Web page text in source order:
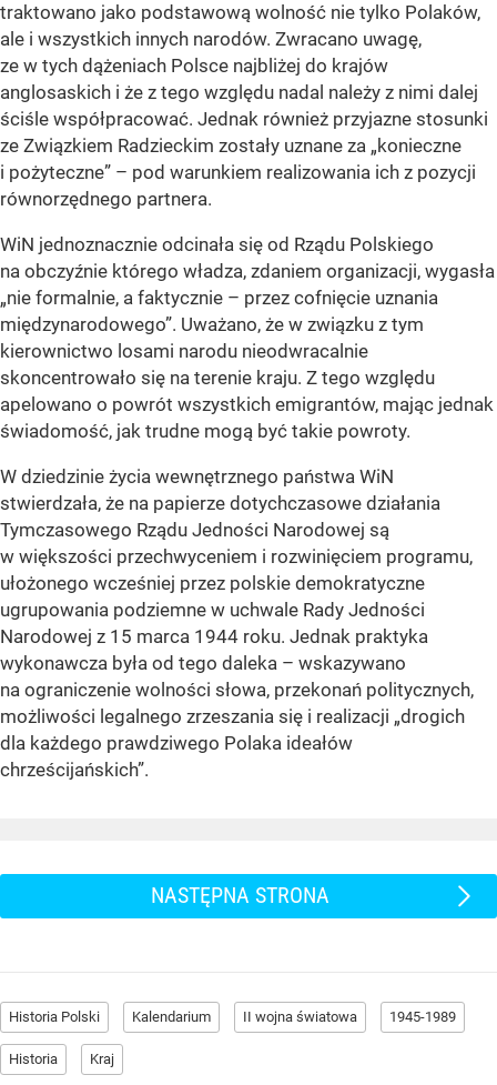
traktowano jako podstawową wolność nie tylko Polaków,
ale i wszystkich innych narodów. Zwracano uwagę,
ze w tych dążeniach Polsce najbliżej do krajów
anglosaskich i że z tego względu nadal należy z nimi dalej
ściśle współpracować. Jednak również przyjazne stosunki
ze Związkiem Radzieckim zostały uznane za „konieczne
i pożyteczne” – pod warunkiem realizowania ich z pozycji
równorzędnego partnera.
WiN jednoznacznie odcinała się od Rządu Polskiego
na obczyźnie którego władza, zdaniem organizacji, wygasła
„nie formalnie, a faktycznie – przez cofnięcie uznania
międzynarodowego”. Uważano, że w związku z tym
kierownictwo losami narodu nieodwracalnie
skoncentrowało się na terenie kraju. Z tego względu
apelowano o powrót wszystkich emigrantów, mając jednak
świadomość, jak trudne mogą być takie powroty.
W dziedzinie życia wewnętrznego państwa WiN
stwierdzała, że na papierze dotychczasowe działania
Tymczasowego Rządu Jedności Narodowej są
w większości przechwyceniem i rozwinięciem programu,
ułożonego wcześniej przez polskie demokratyczne
ugrupowania podziemne w uchwale Rady Jedności
Narodowej z 15 marca 1944 roku. Jednak praktyka
wykonawcza była od tego daleka – wskazywano
na ograniczenie wolności słowa, przekonań politycznych,
możliwości legalnego zrzeszania się i realizacji „drogich
dla każdego prawdziwego Polaka ideałów
chrześcijańskich”.
NASTĘPNA STRONA
Historia Polski Kalendarium II wojna światowa 1945-1989
Historia Kraj